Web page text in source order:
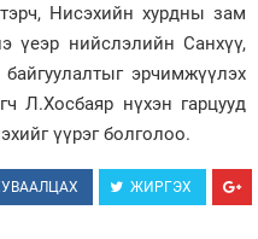
Нисэхийн хурдны зам
үеэр нийслэлийн Санхүү,
эрчимжүүлэх
Л.Хосбаяр нүхэн гарцууд
үүрэг болголоо.
ЖИРГЭХ